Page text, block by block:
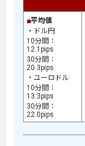
■平均値
・ドル円
10分間：
12.1pips
30分間：
20.3pips
・ユーロドル
10分間：
13.3pips
30分間：
22.0pips